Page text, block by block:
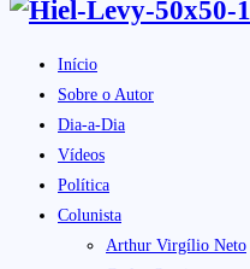
Início
Sobre o Autor
Dia-a-Dia
Vídeos
Política
Colunista
Arthur Virgílio Neto